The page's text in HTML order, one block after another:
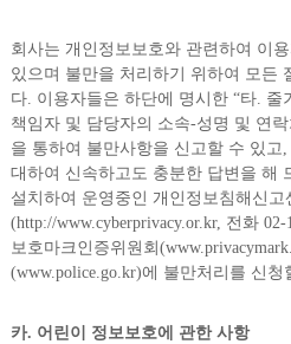
회사는 개인정보보호와 관련하여 이
있으며 불만을 처리하기 위하여 모든
다. 이용자들은 하단에 명시한 “타. 줄
책임자 및 담당자의 소속-성명 및 연
을 통하여 불만사항을 신고할 수 있고
대하여 신속하고도 충분한 답변을 해
설치하여 운영중인 개인정보침해신고
(http://www.cyberprivacy.or.kr, 전화
보호마크인증위원회
(www.police.go.kr)에 불만처리를 신청
카. 어린이 정보보호에 관한 사항